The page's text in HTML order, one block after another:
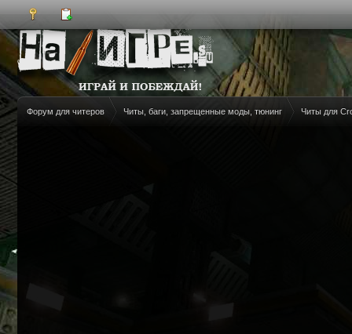
Форум для читеров Читы, баги, запрещенные моды, тюнинг Читы для